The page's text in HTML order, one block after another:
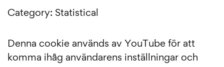
Category: Statistical
Denna cookie används av YouTube för att
komma ihåg användarens inställningar och